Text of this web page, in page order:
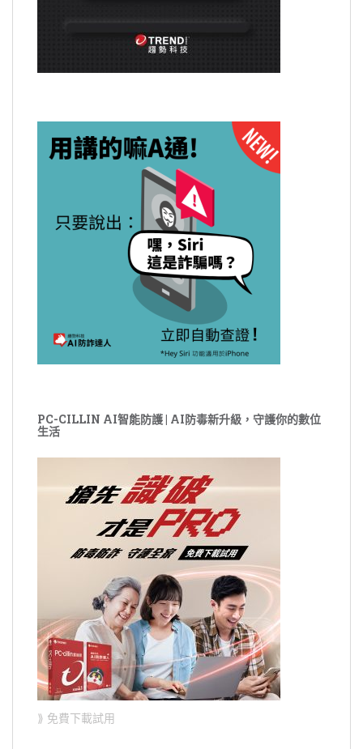
PC-CILLIN AI智能防護 | AI防毒新升級，守護你的數位
生活
⟫ 免費下載試用